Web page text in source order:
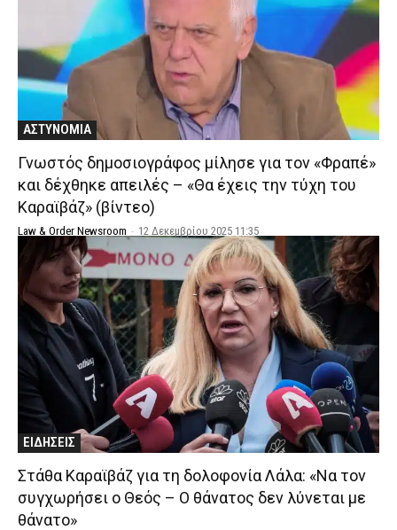
ΑΣΤΥΝΟΜΙΑ
Γνωστός δημοσιογράφος μίλησε για τον «Φραπέ»
και δέχθηκε απειλές – «Θα έχεις την τύχη του
Καραϊβάζ» (βίντεο)
Law & Order Newsroom - 12 Δεκεμβρίου 2025 11:35
ΕΙΔΗΣΕΙΣ
Στάθα Καραϊβάζ για τη δολοφονία Λάλα: «Να τον
συγχωρήσει ο Θεός – Ο θάνατος δεν λύνεται με
θάνατο»